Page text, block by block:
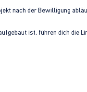
nach der Bewilligung
ist, führen dich die